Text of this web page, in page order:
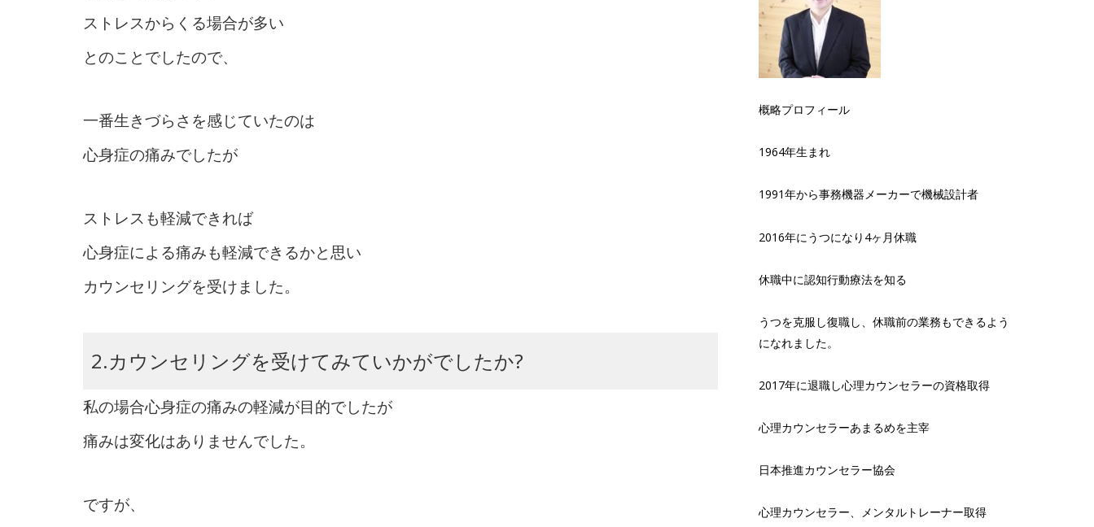
ストレスからくる場合が多い
とのことでしたので、
一番生きづらさを感じていたのは
心身症の痛みでしたが
ストレスも軽減できれば
心身症による痛みも軽減できるかと思い
カウンセリングを受けました。
2.カウンセリングを受けてみていかがでしたか?
私の場合心身症の痛みの軽減が目的でしたが
痛みは変化はありませんでした。
ですが、
概略プロフィール
1964年生まれ
1991年から事務機器メーカーで機械設計者
2016年にうつになり4ヶ月休職
休職中に認知行動療法を知る
うつを克服し復職し、休職前の業務もできるよう
になれました。
2017年に退職し心理カウンセラーの資格取得
心理カウンセラーあまるめを主宰
日本推進カウンセラー協会
心理カウンセラー、メンタルトレーナー取得